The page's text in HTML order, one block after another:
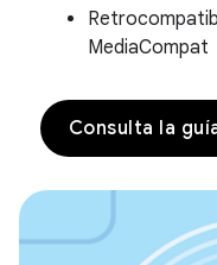
MediaCompat
Consulta la